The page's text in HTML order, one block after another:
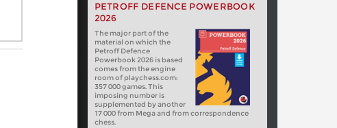
PETROFF DEFENCE POWERBOOK
2026
The major part of the
material on which the
Petroff Defence
Powerbook 2026 is based
comes from the engine
room of playchess.com:
357 000 games. This
imposing number is
supplemented by another
17 000 from Mega and from correspondence
chess.